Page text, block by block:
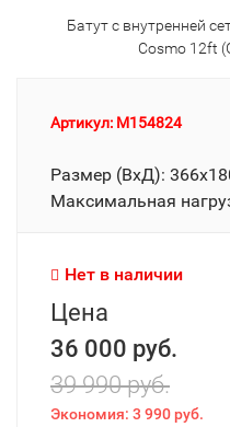
Батут с внутренней
Cosmo 12ft
Артикул: M154824
Размер (ВхД):
Максимальная
Нет в наличии
Цена
36 000 руб.
39 990 руб.
Экономия: 3 990 руб.